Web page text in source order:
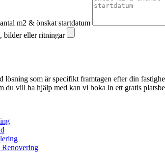
m2 & önskat startdatum
bilder eller ritningar
lösning som är specifikt framtagen efter din
du vill ha hjälp med kan vi boka in ett gratis